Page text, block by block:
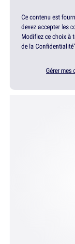
Ce contenu est
devez accepter les
Modifiez ce choix à
de la
Gérer mes